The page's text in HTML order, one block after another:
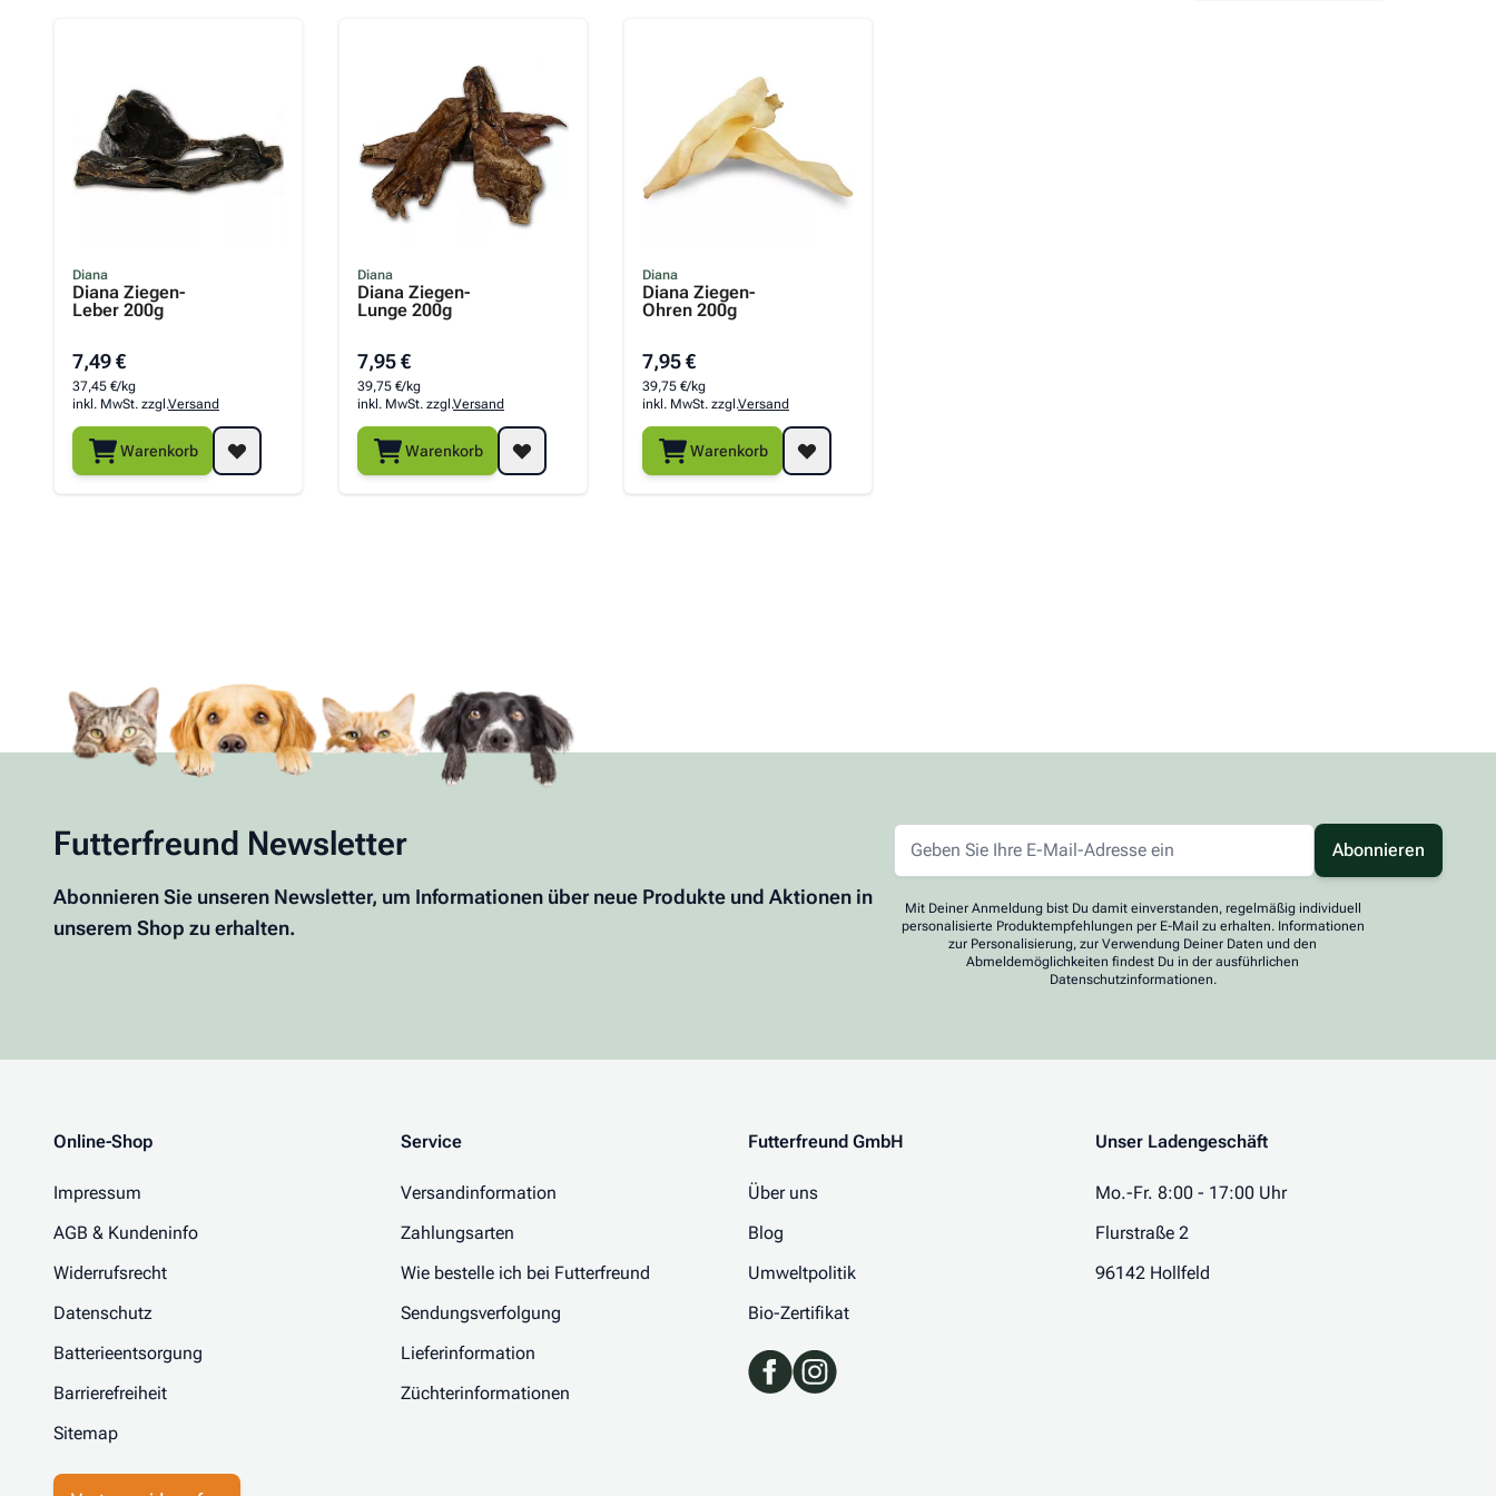
Diana
Diana Ziegen-
Leber 200g
7,49 €
37,45 €/kg
inkl. MwSt. zzgl.Versand
Warenkorb
Diana
Diana Ziegen-
Lunge 200g
7,95 €
39,75 €/kg
inkl. MwSt. zzgl.Versand
Warenkorb
Diana
Diana Ziegen-
Ohren 200g
7,95 €
39,75 €/kg
inkl. MwSt. zzgl.Versand
Warenkorb
Futterfreund Newsletter
Abonnieren Sie unseren Newsletter, um Informationen über neue Produkte und Aktionen in
unserem Shop zu erhalten.
Abonnieren
Mit Deiner Anmeldung bist Du damit einverstanden, regelmäßig individuell
personalisierte Produktempfehlungen per E-Mail zu erhalten. Informationen
zur Personalisierung, zur Verwendung Deiner Daten und den
Abmeldemöglichkeiten findest Du in der ausführlichen
Datenschutzinformationen.
Online-Shop
Impressum
AGB & Kundeninfo
Widerrufsrecht
Datenschutz
Batterieentsorgung
Barrierefreiheit
Sitemap
Service
Versandinformation
Zahlungsarten
Wie bestelle ich bei Futterfreund
Sendungsverfolgung
Lieferinformation
Züchterinformationen
Futterfreund GmbH
Über uns
Blog
Umweltpolitik
Bio-Zertifikat
Unser Ladengeschäft
Mo.-Fr. 8:00 - 17:00 Uhr
Flurstraße 2
96142 Hollfeld